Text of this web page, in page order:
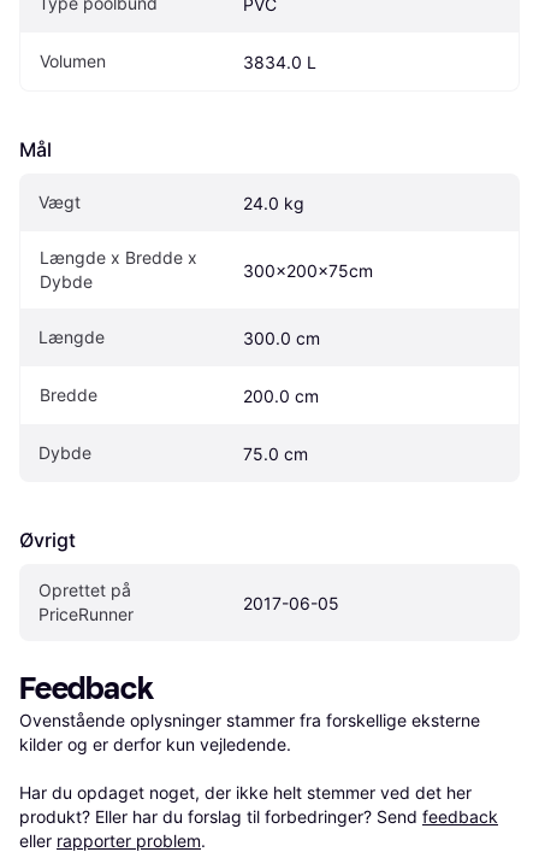
Volumen 3834.0 L
Mål
Vægt 24.0 kg
Længde x Bredde x
Dybde
300x200x75cm
Længde 300.0 cm
Bredde 200.0 cm
Dybde 75.0 cm
Øvrigt
Oprettet på
PriceRunner
2017-06-05
Feedback
Ovenstående oplysninger stammer fra forskellige eksterne
kilder og er derfor kun vejledende.
Har du opdaget noget, der ikke helt stemmer ved det her
produkt? Eller har du forslag til forbedringer? Send feedback
eller rapporter problem.